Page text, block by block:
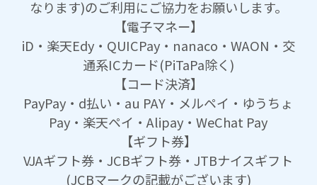
なります)のご利用にご協力をお願いします。
【電子マネー】
iD・楽天Edy・QUICPay・nanaco・WAON・交
通系ICカード(PiTaPa除く)
【コード決済】
PayPay・d払い・au PAY・メルペイ・ゆうちょ
Pay・楽天ペイ・Alipay・WeChat Pay
【ギフト券】
VJAギフト券・JCBギフト券・JTBナイスギフト
(JCBマークの記載がございます)